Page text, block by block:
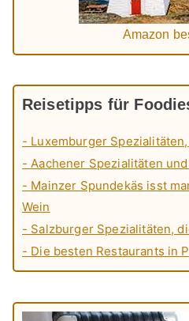
Amazon
Reisetipps für
- Luxemburger
- Aachener Spezialitäten
- Mainzer Spundekäs isst
Wein
- Salzburger Spezialitäten,
- Die besten Restaurants in